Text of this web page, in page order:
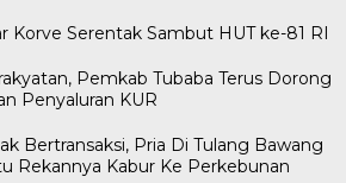
Korve Serentak Sambut HUT ke-81 RI
Pemkab Tubaba Terus Dorong
Penyaluran KUR
Bertransaksi, Pria Di Tulang Bawang
Rekannya Kabur Ke Perkebunan